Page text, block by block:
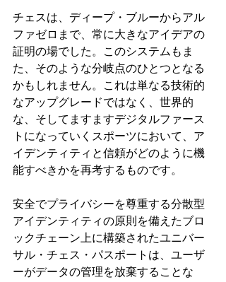
チェスは、ディープ・ブルーからアル
ファゼロまで、常に大きなアイデアの
証明の場でした。このシステムもま
た、そのような分岐点のひとつとなる
かもしれません。これは単なる技術的
なアップグレードではなく、世界的
な、そしてますますデジタルファース
トになっていくスポーツにおいて、ア
イデンティティと信頼がどのように機
能すべきかを再考するものです。
安全でプライバシーを尊重する分散型
アイデンティティの原則を備えたブロ
ックチェーン上に構築されたユニバー
サル・チェス・パスポートは、ユーザ
ーがデータの管理を放棄することな